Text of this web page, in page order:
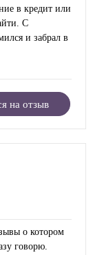
в кредит или
С
и забрал в
на отзыв
о котором
говорю.